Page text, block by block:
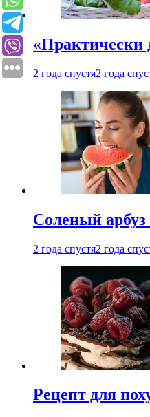
«Практически
2 года спустя2 года
Соленый
2 года спустя2 года
Рецепт для